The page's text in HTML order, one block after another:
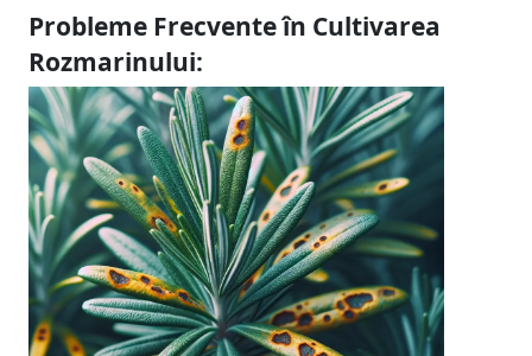
Probleme Frecvente în Cultivarea
Rozmarinului: